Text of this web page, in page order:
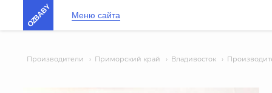
OZBABY Меню сайта
Производители › Приморский край › Владивосток ›